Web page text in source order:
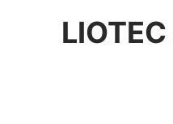
LIOTEC